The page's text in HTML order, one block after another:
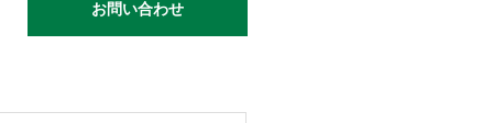
お問い合わせ